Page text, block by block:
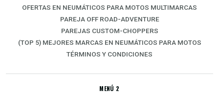
OFERTAS EN NEUMÁTICOS PARA MOTOS MULTIMARCAS
PAREJA OFF ROAD-ADVENTURE
PAREJAS CUSTOM-CHOPPERS
(TOP 5) MEJORES MARCAS EN NEUMÁTICOS PARA MOTOS
TÉRMINOS Y CONDICIONES
MENÚ 2